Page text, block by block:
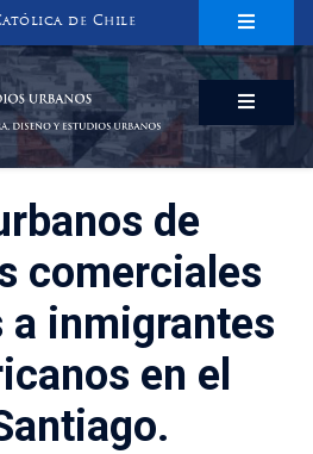
de Chile
URBANOS
DISEÑO Y ESTUDIOS URBANOS
de
comerciales
a inmigrantes
en el